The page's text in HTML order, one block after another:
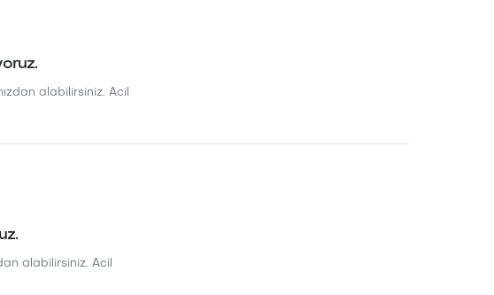
alabilirsiniz. Acil
alabilirsiniz. Acil